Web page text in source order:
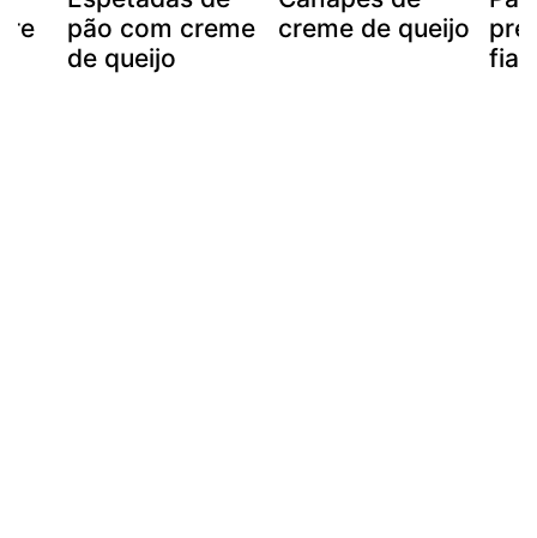
pão com creme
de queijo
creme de queijo